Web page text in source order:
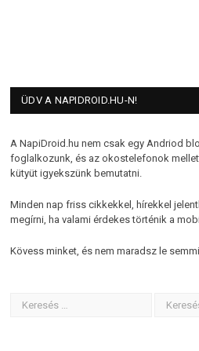
ÜDV A NAPIDROID.HU-N!
A NapiDroid.hu nem csak egy Andriod
foglalkozunk, és az okostelefonok
kütyüt igyekszünk bemutatni.
Minden nap friss cikkekkel, hírekkel
megírni, ha valami érdekes történik a
Kövess minket, és nem maradsz le